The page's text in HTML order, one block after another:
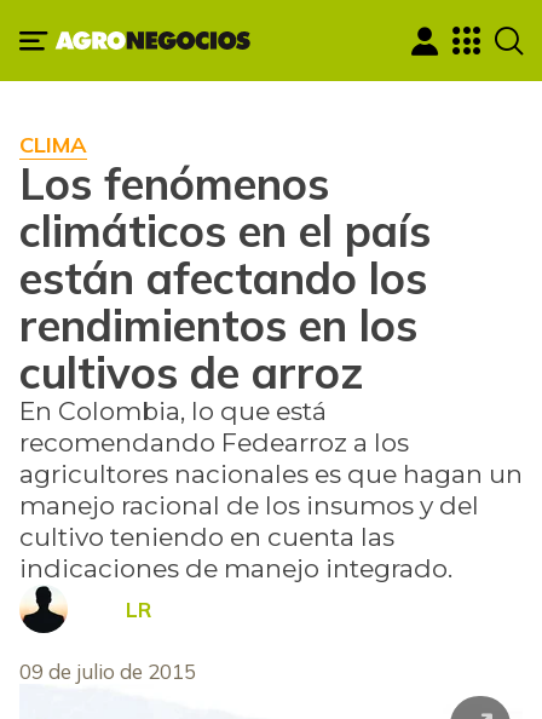
CLIMA
Los fenómenos
climáticos en el país
están afectando los
rendimientos en los
cultivos de arroz
En Colombia, lo que está
recomendando Fedearroz a los
agricultores nacionales es que hagan un
manejo racional de los insumos y del
cultivo teniendo en cuenta las
indicaciones de manejo integrado.
LR
09 de julio de 2015